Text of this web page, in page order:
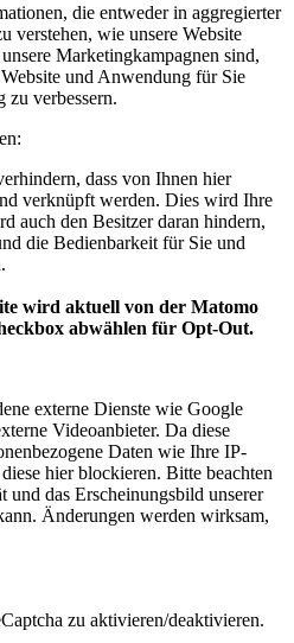
die entweder in aggregierter
verstehen, wie unsere Website
Marketingkampagnen sind,
und Anwendung für Sie
zu verbessern.
dass von Ihnen hier
verknüpft werden. Dies wird Ihre
auch den Besitzer daran hindern,
die Bedienbarkeit für Sie und
wird aktuell von der Matomo
abwählen für Opt-Out.
externe Dienste wie Google
Videoanbieter. Da diese
Daten wie Ihre IP-
hier blockieren. Bitte beachten
und das Erscheinungsbild unserer
Änderungen werden wirksam,
zu aktivieren/deaktivieren.